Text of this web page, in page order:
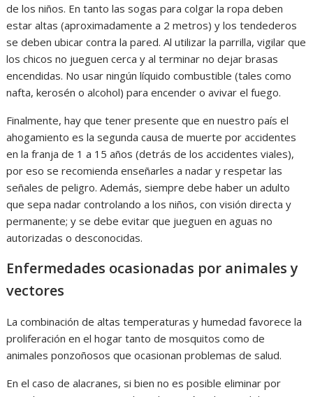
de los niños. En tanto las sogas para colgar la ropa deben
estar altas (aproximadamente a 2 metros) y los tendederos
se deben ubicar contra la pared. Al utilizar la parrilla, vigilar que
los chicos no jueguen cerca y al terminar no dejar brasas
encendidas. No usar ningún líquido combustible (tales como
nafta, kerosén o alcohol) para encender o avivar el fuego.
Finalmente, hay que tener presente que en nuestro país el
ahogamiento es la segunda causa de muerte por accidentes
en la franja de 1 a 15 años (detrás de los accidentes viales),
por eso se recomienda enseñarles a nadar y respetar las
señales de peligro. Además, siempre debe haber un adulto
que sepa nadar controlando a los niños, con visión directa y
permanente; y se debe evitar que jueguen en aguas no
autorizadas o desconocidas.
Enfermedades ocasionadas por animales y
vectores
La combinación de altas temperaturas y humedad favorece la
proliferación en el hogar tanto de mosquitos como de
animales ponzoñosos que ocasionan problemas de salud.
En el caso de alacranes, si bien no es posible eliminar por